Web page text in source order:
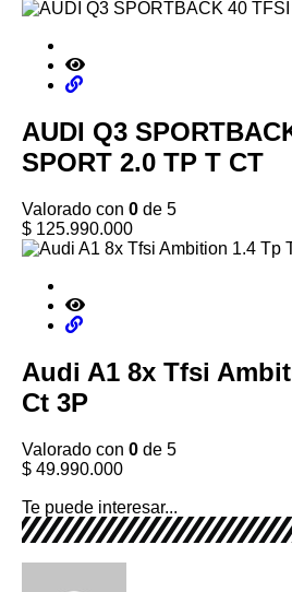
AUDI Q3
SPORT 2.0 TP T CT
Valorado con 0 de 5
$ 125.990.000
Audi A1 8x Tfsi
Ct 3P
Valorado con 0 de 5
$ 49.990.000
Te puede interesar...